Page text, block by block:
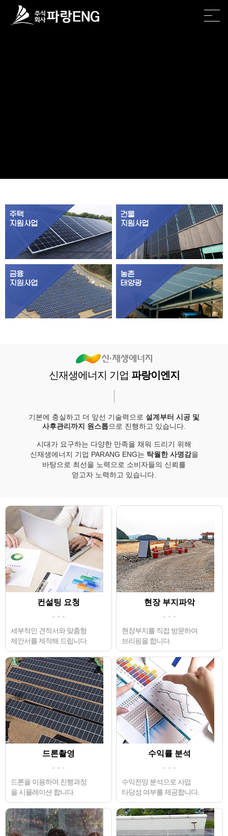
신재생에너지 기업 파랑이엔지
기본에 충실하고 더 앞선 기술력으로 설계부터 시공 및
사후관리까지 원스톱으로 진행하고 있습니다.
시대가 요구하는 다양한 만족을 채워 드리기 위해
신재생에너지 기업 PARANG ENG는 탁월한 사명감을
바탕으로 최선을 노력으로 소비자들의 신뢰를
얻고자 노력하고 있습니다.
컨설팅 요청
세부적인 견적서와 맞춤형
제안서를 제작해 드립니다.
현장 부지파악
현장부지를 직접 방문하여
브리핑을 합니다.
드론촬영
드론을 이용하여 진행과정
을 시뮬레이션 합니다.
수익률 분석
수익전망 분석으로 사업
타당성 여부를 제공합니다.